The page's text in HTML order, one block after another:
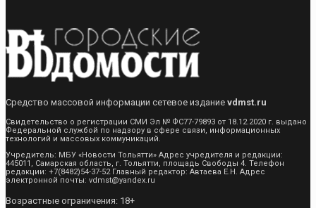
Средство массовой информации сетевое издание vdmst.ru
Свидетельство о регистрации СМИ Эл № ФС77-79893 от 18.12.2020 г. выдано
Федеральной службой по надзору в сфере связи, информационных
технологий и массовых коммуникаций.
Учредитель: МБУ «Новости Тольятти» Адрес учредителя и редакции:
445011, Самарская область, г. Тольятти, площадь Свободы 4. Телефон
редакции: +7(8482)54-37-52 Главный редактор: Автаева Е.Н. Адрес
электронной почты: vdmst@yandex.ru
Возрастные ограничения: 18+